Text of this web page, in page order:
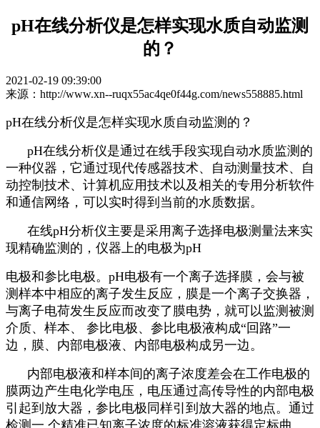
pH在线分析仪是怎样实现水质自动监测
的？
2021-02-19 09:39:00
来源：http://www.xn--ruqx55ac4qe0f44g.com/news558885.html
pH在线分析仪是怎样实现水质自动监测的？
pH在线分析仪是通过在线手段实现自动水质监测的
一种仪器，它通过现代传感器技术、自动测量技术、自
动控制技术、计算机应用技术以及相关的专用分析软件
和通信网络，可以实时得到当前的水质数据。
在线pH分析仪主要是采用离子选择电极测量法来实
现精确监测的，仪器上的电极为pH
电极和参比电极。 pH电极有一个离子选择膜，会与被
测样本中相应的离子发生反应，膜是一个离子交换器，
与离子电荷发生反应而改变了膜电势，就可以监测被测
介质、样本、 参比电极、参比电极液构成“回路”一
边，膜、内部电极液、内部电极构成另一边。
内部电极液和样本间的离子浓度差会在工作电极的
膜两边产生电化学电压，电压通过高传导性的内部电极
引起到放大器，参比电极同样引到放大器的地点。通过
检测一 个精准已知离子浓度的标准溶液获得定标曲